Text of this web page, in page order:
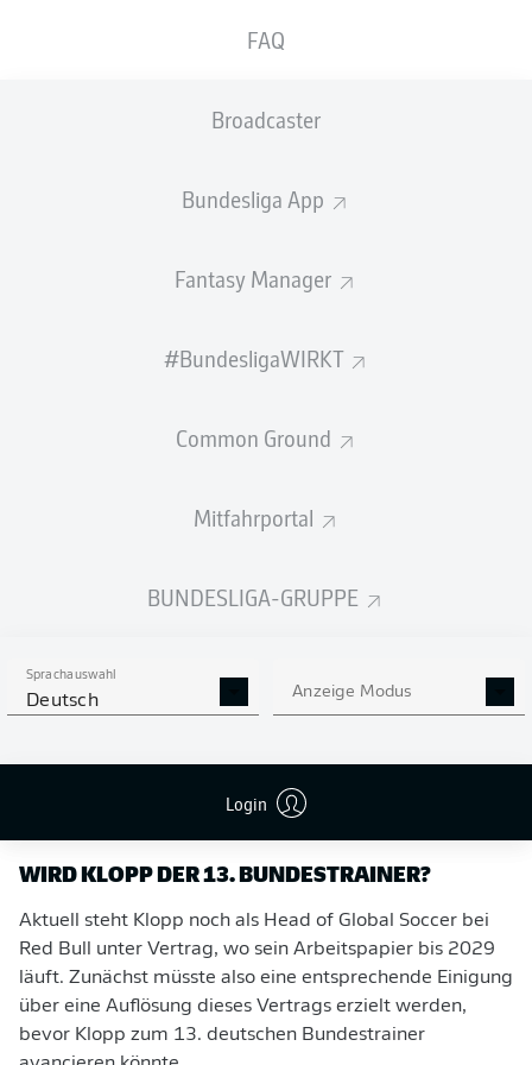
FAQ
Broadcaster
Bundesliga App
Fantasy Manager
#BundesligaWIRKT
Common Ground
Mitfahrportal
BUNDESLIGA-GRUPPE
Sprachauswahl
Deutsch Anzeige Modus
Login
bestätigte Spur führt dabei zu Jürgen Klopp.
Nagelsmann seinen Platz an der Seitenlinie nach dem
"Chance auf einen unbelasteten Neuanfang" einräumen.
Jürgen Klopp geleitet werden.
Lösungsvorschlag des DFB, wie dieser bereits selbst
Trainerpostens wird die DFB-Spitze nunmehr das
signalisiert", so der DFB in einer Stellungnahme.
ABSCHIED VOR DER SÜDTRIBÜNE
WIRD KLOPP DER 13. BUNDESTRAINER?
Aktuell steht Klopp noch als Head of Global Soccer bei
Red Bull unter Vertrag, wo sein Arbeitspapier bis 2029
läuft. Zunächst müsste also eine entsprechende Einigung
über eine Auflösung dieses Vertrags erzielt werden,
bevor Klopp zum 13. deutschen Bundestrainer